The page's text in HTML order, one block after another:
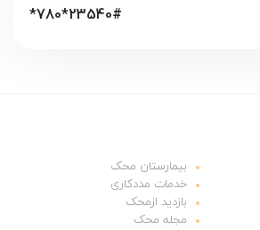
*780*23540#
بیمارستان محک
خدمات مددکاری
بازدید ازمحک
مجله محک